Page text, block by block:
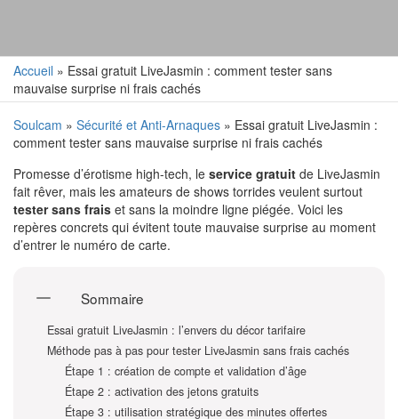
Accueil » Essai gratuit LiveJasmin : comment tester sans
mauvaise surprise ni frais cachés
Soulcam » Sécurité et Anti-Arnaques » Essai gratuit LiveJasmin :
comment tester sans mauvaise surprise ni frais cachés
Promesse d’érotisme high-tech, le service gratuit de LiveJasmin
fait rêver, mais les amateurs de shows torrides veulent surtout
tester sans frais et sans la moindre ligne piégée. Voici les
repères concrets qui évitent toute mauvaise surprise au moment
d’entrer le numéro de carte.
Sommaire
Essai gratuit LiveJasmin : l’envers du décor tarifaire
Méthode pas à pas pour tester LiveJasmin sans frais cachés
Étape 1 : création de compte et validation d’âge
Étape 2 : activation des jetons gratuits
Étape 3 : utilisation stratégique des minutes offertes